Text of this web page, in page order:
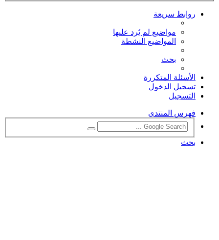
روابط سريعة
مواضيع لم يُرد عليها
المواضيع النشطة
بحث
الأسئلة المتكررة
تسجيل الدخول
التسجيل
فهرس المنتدى
بحث